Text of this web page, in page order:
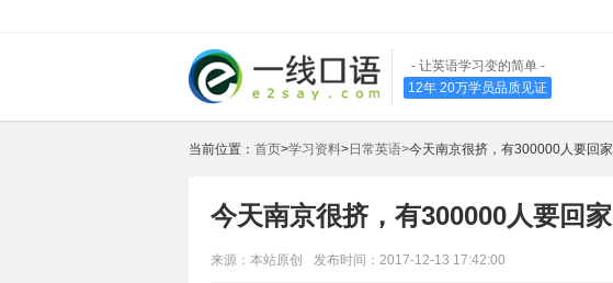
- 让英语学习变的简单 -
12年 20万学员品质见证
当前位置： 首页>学习资料>日常英语>今天南京很挤，有300000人要回家
今天南京很挤，有300000人要回家
来源：本站原创 发布时间：2017-12-13 17:42:00